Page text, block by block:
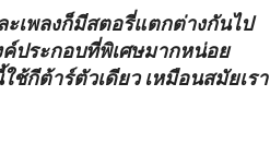
ะเพลงก็มีสตอรี่แตกต่างกันไป
ประกอบที่พิเศษมากหน่อย
ช้กีต้าร์ตัวเดียว เหมือนสมัยเรา